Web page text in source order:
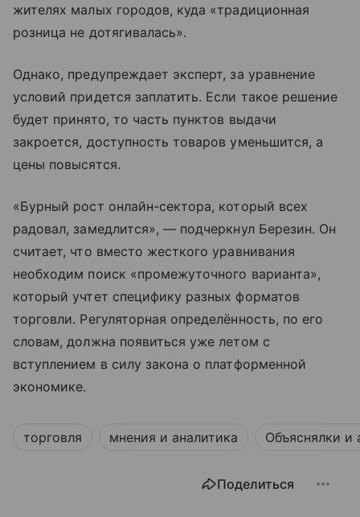
жителях малых городов, куда «традиционная
розница не дотягивалась».
Однако, предупреждает эксперт, за уравнение
условий придется заплатить. Если такое решение
будет принято, то часть пунктов выдачи
закроется, доступность товаров уменьшится, а
цены повысятся.
«Бурный рост онлайн-сектора, который всех
радовал, замедлится», — подчеркнул Березин. Он
считает, что вместо жесткого уравнивания
необходим поиск «промежуточного варианта»,
который учтет специфику разных форматов
торговли. Регуляторная определённость, по его
словам, должна появиться уже летом с
вступлением в силу закона о платформенной
экономике.
торговля мнения и аналитика Объяснялки и
Поделиться